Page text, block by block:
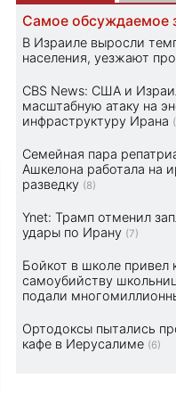
Самое обсуждаемое
В Израиле выросли
населения, уезжают
CBS News: США и
масштабную атаку на
инфраструктуру Ирана
Семейная пара
Ашкелона работала на
разведку (8)
Ynet: Трамп отменил
удары по Ирану (7)
Бойкот в школе привел
самоубийству
подали
Ортодоксы пытались
кафе в Иерусалиме (6)